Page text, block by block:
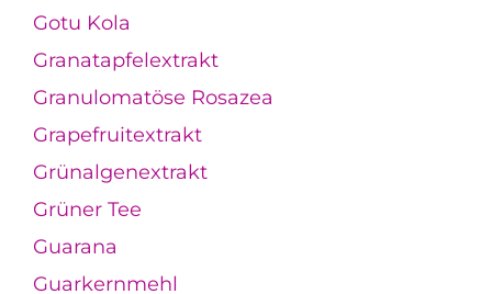
Gotu Kola
Granatapfelextrakt
Granulomatöse Rosazea
Grapefruitextrakt
Grünalgenextrakt
Grüner Tee
Guarana
Guarkernmehl